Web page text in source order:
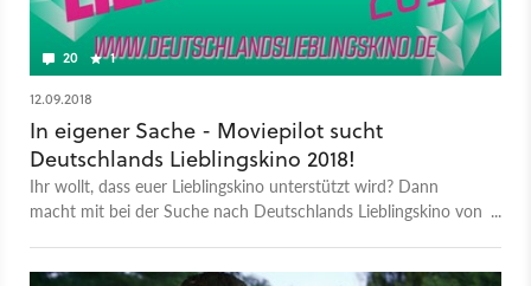
20 1
12.09.2018
In eigener Sache - Moviepilot sucht
Deutschlands Lieblingskino 2018!
Ihr wollt, dass euer Lieblingskino unterstützt wird? Dann
macht mit bei der Suche nach Deutschlands Lieblingskino von